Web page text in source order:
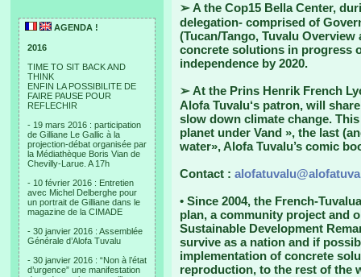
AGENDA !
2016
TIME TO SIT BACK AND
THINK
ENFIN LA POSSIBILITE DE
FAIRE PAUSE POUR
REFLECHIR
- 19 mars 2016 : participation
de Gilliane Le Gallic à la
projection-débat organisée par
la Médiathèque Boris Vian de
Chevilly-Larue. A 17h
- 10 février 2016 : Entretien
avec Michel Delberghe pour
un portrait de Gilliane dans le
magazine de la CIMADE
- 30 janvier 2016 : Assemblée
Générale d’Alofa Tuvalu
- 30 janvier 2016 : “Non à l’état
d’urgence” une manifestation
➢ A the Cop15 Bella Center,
delegation- comprised of
(Tucan/Tango, Tuvalu
concrete solutions in progress
independence by 2020.
➢ At the Prins Henrik French
Alofa Tuvalu‘s patron, will
slow down climate change.
planet under Vand », the last
water», Alofa Tuvalu’s comic
Contact :
• Since 2004, the French-
plan, a community project and
Sustainable Development
survive as a nation and if
implementation of concrete
reproduction, to the rest of the